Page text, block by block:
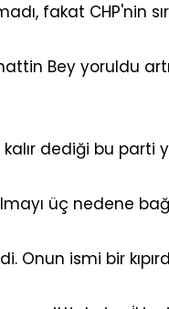
fakat CHP'nin
Bey yoruldu
dediği bu parti
üç nedene
Onun ismi bir